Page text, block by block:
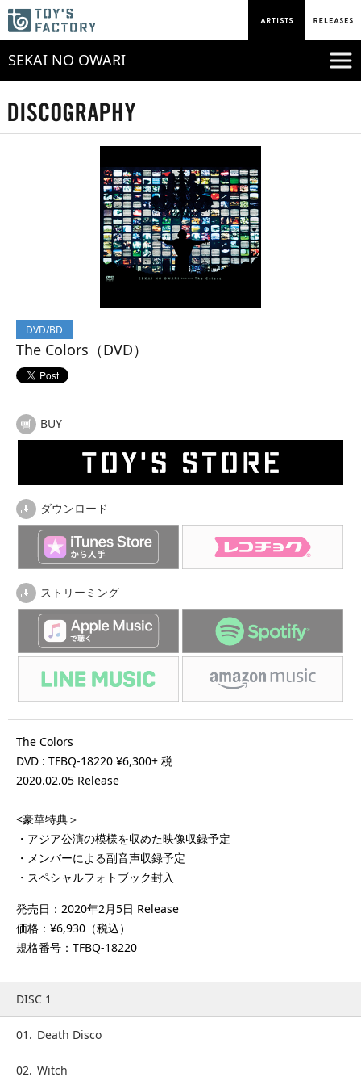
SEKAI NO OWARI
DVD/BD
The Colors（DVD）
BUY
ダウンロード
ストリーミング
The Colors
DVD : TFBQ-18220 ¥6,300+ 税
2020.02.05 Release
<豪華特典＞
・アジア公演の模様を収めた映像収録予定
・メンバーによる副音声収録予定
・スペシャルフォトブック封入
発売日：2020年2月5日 Release
価格：¥6,930（税込）
規格番号：TFBQ-18220
DISC 1
01. Death Disco
02. Witch